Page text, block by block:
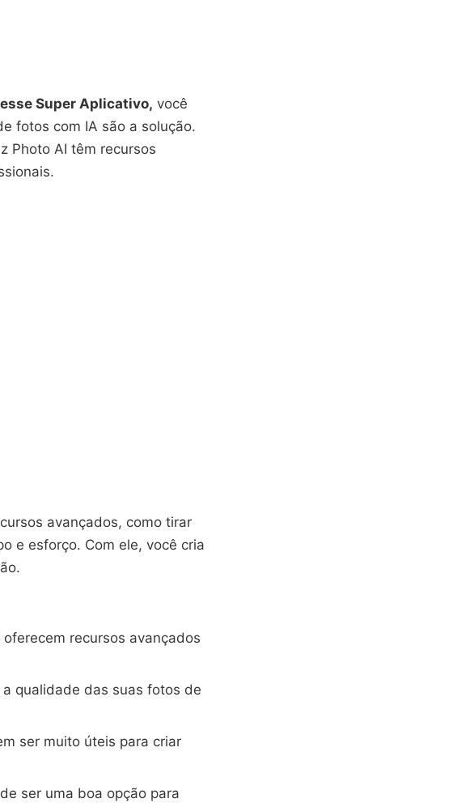
Super Aplicativo, você
fotos com IA são a solução.
Photo AI têm recursos
avançados, como tirar
e esforço. Com ele, você cria
recursos avançados
qualidade das suas fotos de
ser muito úteis para criar
ser uma boa opção para